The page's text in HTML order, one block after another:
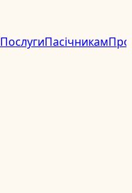
ПослугиПасічникамПро